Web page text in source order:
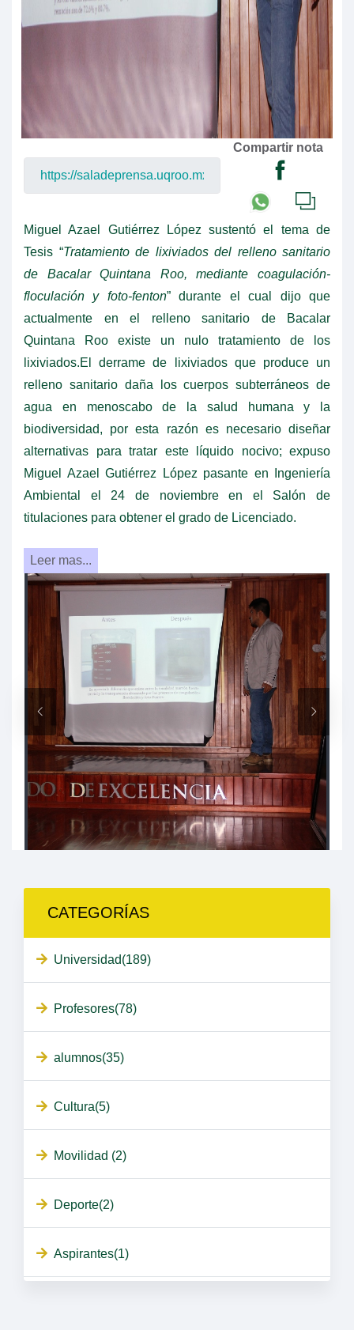
Compartir nota
Miguel Azael Gutiérrez López sustentó el tema de
Tesis “Tratamiento de lixiviados del relleno sanitario
de Bacalar Quintana Roo, mediante coagulación-
floculación y foto-fenton” durante el cual dijo que
actualmente en el relleno sanitario de Bacalar
Quintana Roo existe un nulo tratamiento de los
lixiviados.El derrame de lixiviados que produce un
relleno sanitario daña los cuerpos subterráneos de
agua en menoscabo de la salud humana y la
biodiversidad, por esta razón es necesario diseñar
alternativas para tratar este líquido nocivo; expuso
Miguel Azael Gutiérrez López pasante en Ingeniería
Ambiental el 24 de noviembre en el Salón de
titulaciones para obtener el grado de Licenciado.
Leer mas...
CATEGORÍAS
Universidad(189)
Profesores(78)
alumnos(35)
Cultura(5)
Movilidad (2)
Deporte(2)
Aspirantes(1)